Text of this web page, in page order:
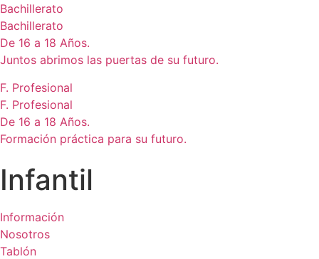
Bachillerato
Bachillerato
De 16 a 18 Años.
Juntos abrimos las puertas de su futuro.
F. Profesional
F. Profesional
De 16 a 18 Años.
Formación práctica para su futuro.
Infantil
Información
Nosotros
Tablón